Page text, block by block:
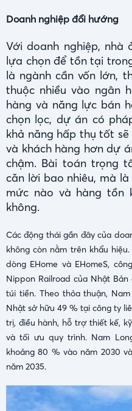
Doanh nghiệp đổi hướng
Với doanh nghiệp,
lựa chọn để tồn tại
là ngành cần vốn lớn,
thuộc nhiều vào ngân
hàng và năng lực bán
chọn lọc, dự án có
khả năng hấp thụ tốt
và khách hàng hơn dự
chậm. Bài toán trọng
căn lời bao nhiêu, mà
mức nào và hàng tồn
không.
Các động thái gần đây của
không còn nằm trên khẩu
dòng EHome và EHomeS,
Nippon Railroad của Nhật
túi tiền. Theo thỏa thuận,
Nhật sở hữu 49 % tại công ty
trị, điều hành, hỗ trợ thiết kế,
và tối ưu quy trình. Nam
khoảng 80 % vào năm 2030
năm 2035.